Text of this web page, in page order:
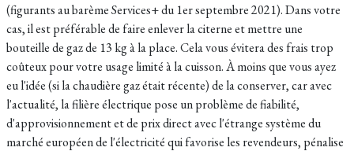
(figurants au barème Services+ du 1er septembre 2021). Dans votre
cas, il est préférable de faire enlever la citerne et mettre une
bouteille de gaz de 13 kg à la place. Cela vous évitera des frais trop
coûteux pour votre usage limité à la cuisson. À moins que vous ayez
eu l'idée (si la chaudière gaz était récente) de la conserver, car avec
l'actualité, la filière électrique pose un problème de fiabilité,
d'approvisionnement et de prix direct avec l'étrange système du
marché européen de l'électricité qui favorise les revendeurs, pénalise